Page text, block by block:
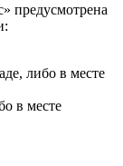
предусмотрена
либо в месте
в месте